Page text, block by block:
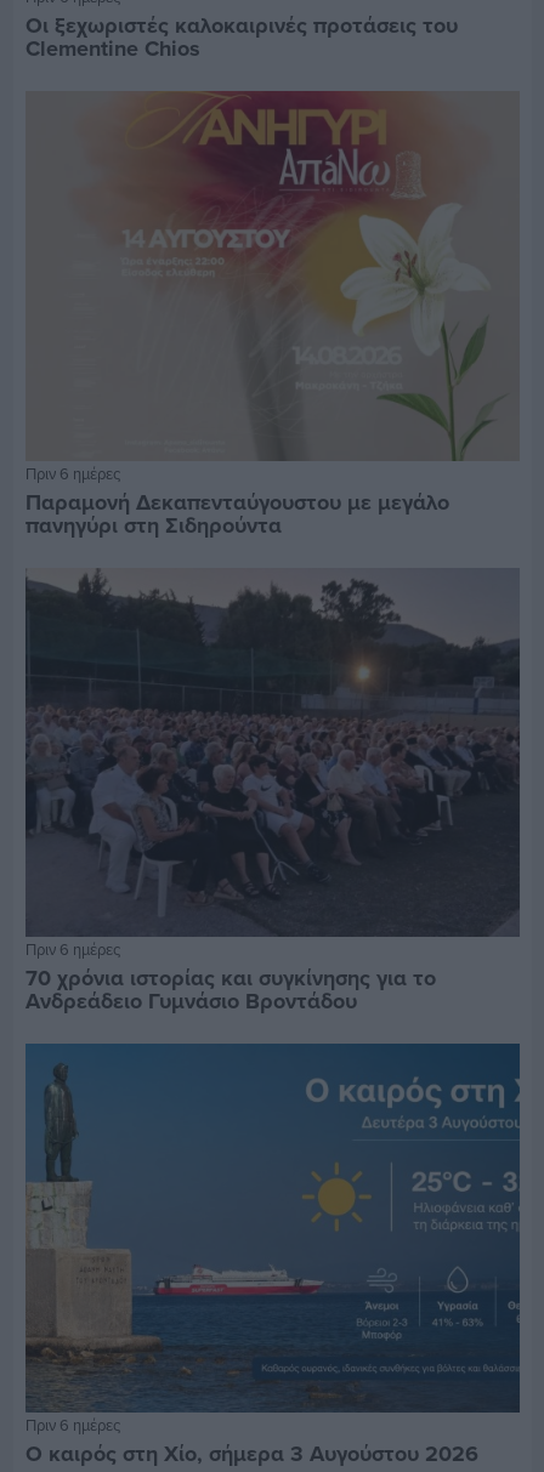
Οι ξεχωριστές καλοκαιρινές προτάσεις του
Clementine Chios
Πριν 6 ημέρες
Παραμονή Δεκαπενταύγουστου με μεγάλο
πανηγύρι στη Σιδηρούντα
Πριν 6 ημέρες
70 χρόνια ιστορίας και συγκίνησης για το
Ανδρεάδειο Γυμνάσιο Βροντάδου
Πριν 6 ημέρες
Ο καιρός στη Χίο, σήμερα 3 Αυγούστου 2026